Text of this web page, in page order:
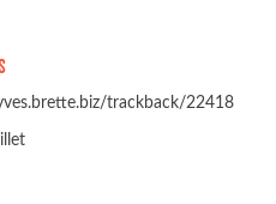
trackback/22418